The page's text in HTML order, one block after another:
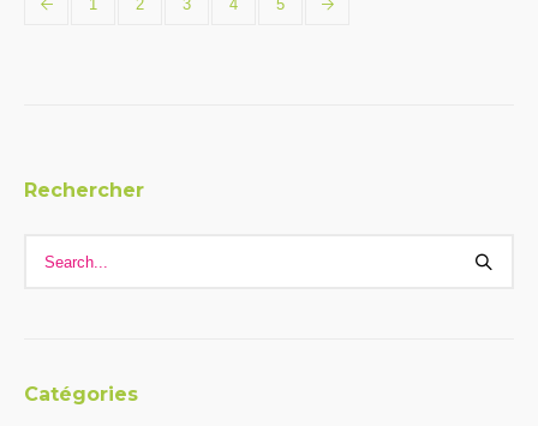
1 2 3 4 5
Rechercher
Catégories